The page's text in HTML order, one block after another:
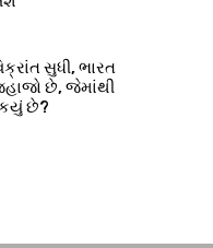
સુધી, ભારત
છે, જેમાંથી
કયું છે?